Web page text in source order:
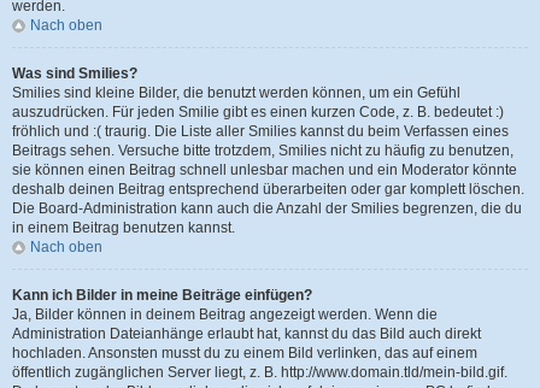
werden.
Nach oben
Was sind Smilies?
Smilies sind kleine Bilder, die benutzt werden können, um ein Gefühl
auszudrücken. Für jeden Smilie gibt es einen kurzen Code, z. B. bedeutet :)
fröhlich und :( traurig. Die Liste aller Smilies kannst du beim Verfassen eines
Beitrags sehen. Versuche bitte trotzdem, Smilies nicht zu häufig zu benutzen,
sie können einen Beitrag schnell unlesbar machen und ein Moderator könnte
deshalb deinen Beitrag entsprechend überarbeiten oder gar komplett löschen.
Die Board-Administration kann auch die Anzahl der Smilies begrenzen, die du
in einem Beitrag benutzen kannst.
Nach oben
Kann ich Bilder in meine Beiträge einfügen?
Ja, Bilder können in deinem Beitrag angezeigt werden. Wenn die
Administration Dateianhänge erlaubt hat, kannst du das Bild auch direkt
hochladen. Ansonsten musst du zu einem Bild verlinken, das auf einem
öffentlich zugänglichen Server liegt, z. B. http://www.domain.tld/mein-bild.gif.